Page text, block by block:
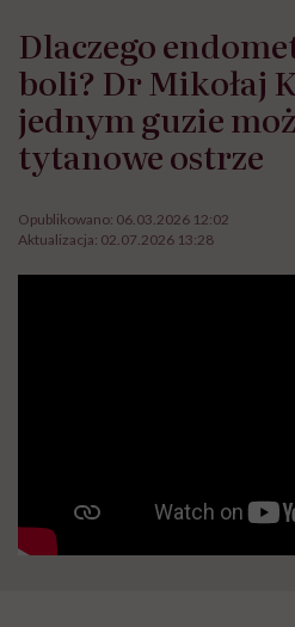
Dlaczego
boli? Dr Mikołaj
jednym guzie
tytanowe ostrze
Opublikowano: 06.03.2026 12:02
Aktualizacja: 02.07.2026 13:28